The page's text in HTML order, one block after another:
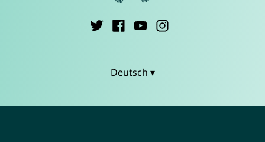
Deutsch ▾